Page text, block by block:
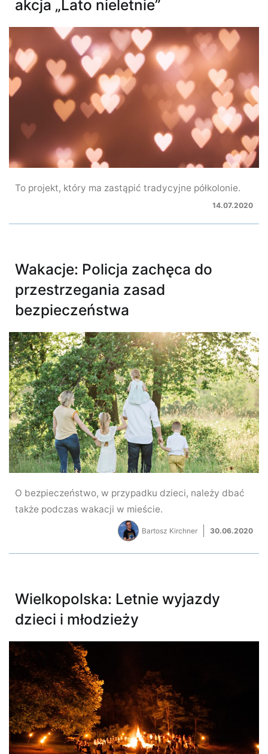
akcja „Lato nieletnie”
To projekt, który ma zastąpić tradycyjne półkolonie.
14.07.2020
Wakacje: Policja zachęca do
przestrzegania zasad
bezpieczeństwa
O bezpieczeństwo, w przypadku dzieci, należy dbać
także podczas wakacji w mieście.
Bartosz Kirchner 30.06.2020
Wielkopolska: Letnie wyjazdy
dzieci i młodzieży